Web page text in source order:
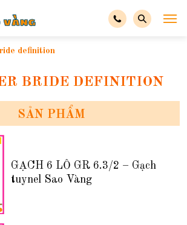
definition
BRIDE DEFINITION
SẢN PHẨM
GẠCH 6 LỖ GR 6.3/2 – Gạch
tuynel Sao Vàng